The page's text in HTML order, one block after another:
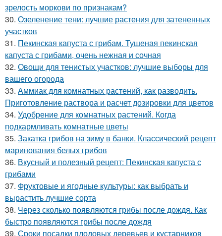
зрелость моркови по признакам?
30. Озеленение тени: лучшие растения для затененных
участков
31. Пекинская капуста с грибам. Тушеная пекинская
капуста с грибами, очень нежная и сочная
32. Овощи для тенистых участков: лучшие выборы для
вашего огорода
33. Аммиак для комнатных растений, как разводить.
Приготовление раствора и расчет дозировки для цветов
34. Удобрение для комнатных растений. Когда
подкармливать комнатные цветы
35. Закатка грибов на зиму в банки. Классический рецепт
маринования белых грибов
36. Вкусный и полезный рецепт: Пекинская капуста с
грибами
37. Фруктовые и ягодные культуры: как выбрать и
вырастить лучшие сорта
38. Через сколько появляются грибы после дождя. Как
быстро появляются грибы после дождя
39. Сроки посадки плодовых деревьев и кустарников